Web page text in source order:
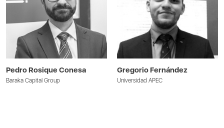
Pedro Rosique Conesa
Baraka Capital Group
Gregorio Fernández
Universidad APEC